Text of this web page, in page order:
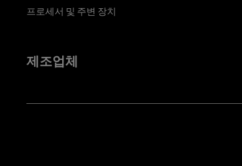
프로세서 및 주변 장치
제조업체